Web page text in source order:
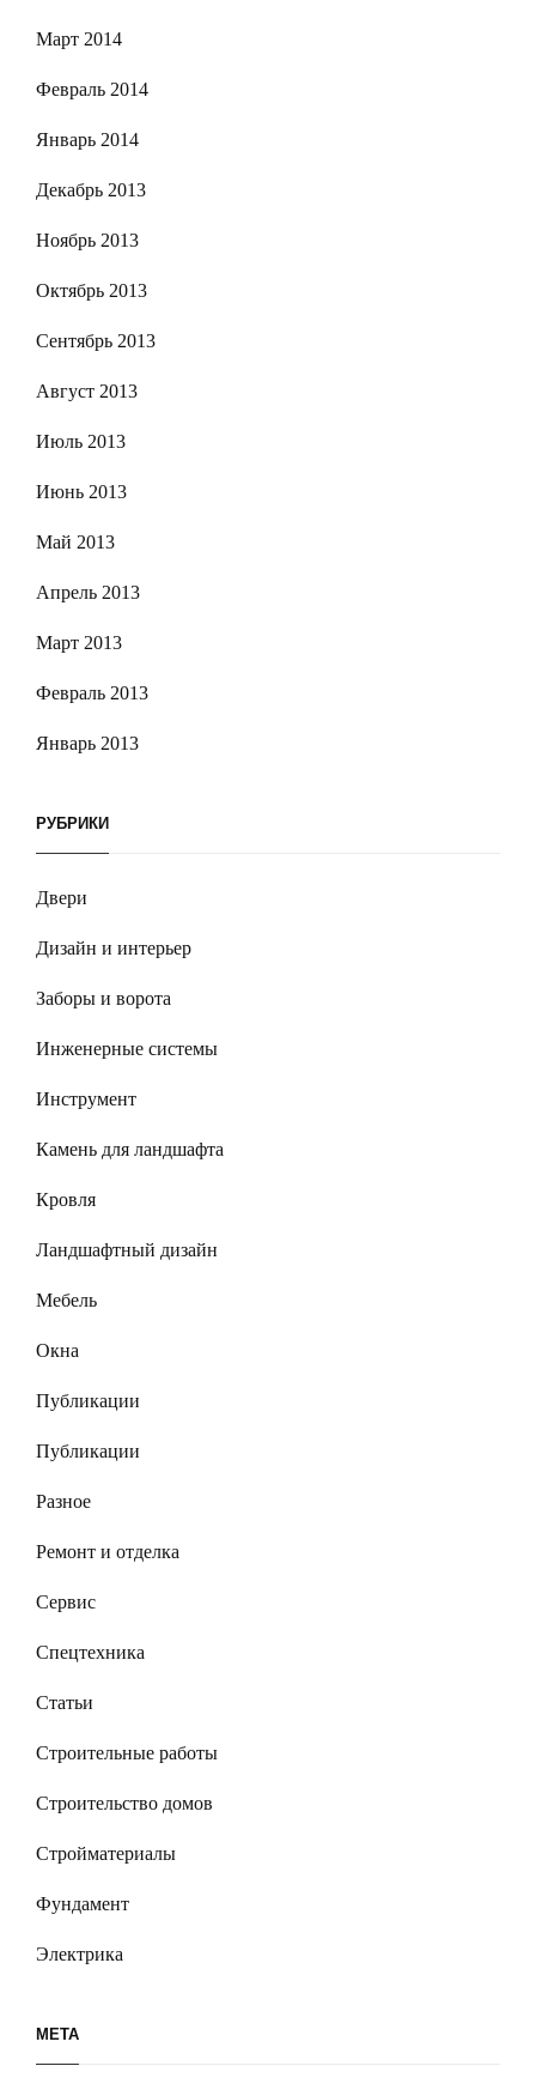
Март 2014
Февраль 2014
Январь 2014
Декабрь 2013
Ноябрь 2013
Октябрь 2013
Сентябрь 2013
Август 2013
Июль 2013
Июнь 2013
Май 2013
Апрель 2013
Март 2013
Февраль 2013
Январь 2013
РУБРИКИ
Двери
Дизайн и интерьер
Заборы и ворота
Инженерные системы
Инструмент
Камень для ландшафта
Кровля
Ландшафтный дизайн
Мебель
Окна
Публикации
Публикации
Разное
Ремонт и отделка
Сервис
Спецтехника
Статьи
Строительные работы
Строительство домов
Стройматериалы
Фундамент
Электрика
МЕТА